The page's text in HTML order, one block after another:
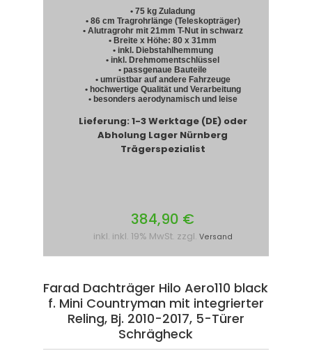
• 75 kg Zuladung
• 86 cm Tragrohrlänge (Teleskopträger)
• Alutragrohr mit 21mm T-Nut in schwarz
• Breite x Höhe: 80 x 31mm
• inkl. Diebstahlhemmung
• inkl. Drehmomentschlüssel
• passgenaue Bauteile
• umrüstbar auf andere Fahrzeuge
• hochwertige Qualität und Verarbeitung
• besonders aerodynamisch und leise
Lieferung: 1-3 Werktage (DE) oder
Abholung Lager Nürnberg
Trägerspezialist
384,90 €
inkl. inkl. 19% MwSt. zzgl. Versand
Farad Dachträger Hilo Aero110 black
f. Mini Countryman mit integrierter
Reling, Bj. 2010-2017, 5-Türer
Schrägheck